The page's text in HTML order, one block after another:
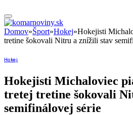
Domov»Šport»Hokej»Hokejisti
tretine šokovali Nitru a znížili stav
Hokej
Hokejisti Michaloviec
tretej tretine šokovali
semifinálovej série